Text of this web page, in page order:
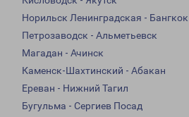
Норильск Ленинградская - Бангкок
Петрозаводск - Альметьевск
Магадан - Ачинск
Каменск-Шахтинский - Абакан
Ереван - Нижний Тагил
Бугульма - Сергиев Посад